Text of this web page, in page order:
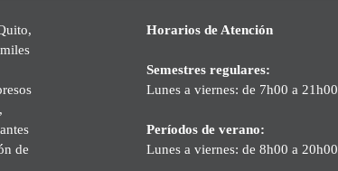
de
Horarios de Atención
Semestres regulares:
Lunes a viernes: de 7h00 a 21h00
Períodos de verano:
Lunes a viernes: de 8h00 a 20h00